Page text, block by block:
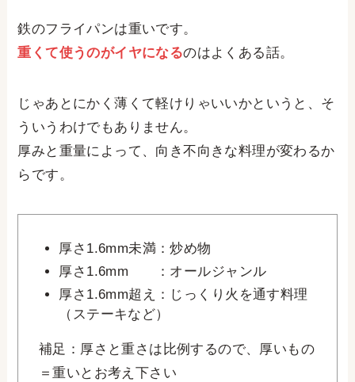
鉄のフライパンは重いです。
重くて使うのがイヤになるのはよくある話。
じゃあとにかく薄くて軽けりゃいいかというと、そ
ういうわけでもありません。
厚みと重量によって、向き不向きな料理が変わるか
らです。
厚さ1.6mm未満：炒め物
厚さ1.6mm ：オールジャンル
厚さ1.6mm超え：じっくり火を通す料理
（ステーキなど）
補足：厚さと重さは比例するので、厚いもの
＝重いとお考え下さい